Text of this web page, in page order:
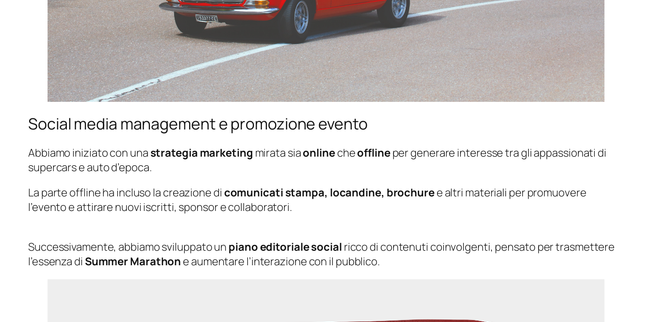
Social media management e promozione evento
Abbiamo iniziato con una strategia marketing mirata siaonlinecheofflineper generare interesse tra gli appassionati di
supercars e auto d’epoca.
La parte offline ha incluso la creazione di comunicati stampa, locandine, brochuree altri materiali per promuovere
l’evento e attirare nuovi iscritti, sponsor e collaboratori.
Successivamente, abbiamo sviluppato un piano editoriale social ricco di contenuti coinvolgenti, pensato per trasmettere
l’essenza di Summer Marathon e aumentare l’interazione con il pubblico.